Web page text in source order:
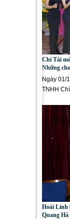
Chí Tài
Những
Ngày 01/
TNHH
Hoài Linh
Quang Hà